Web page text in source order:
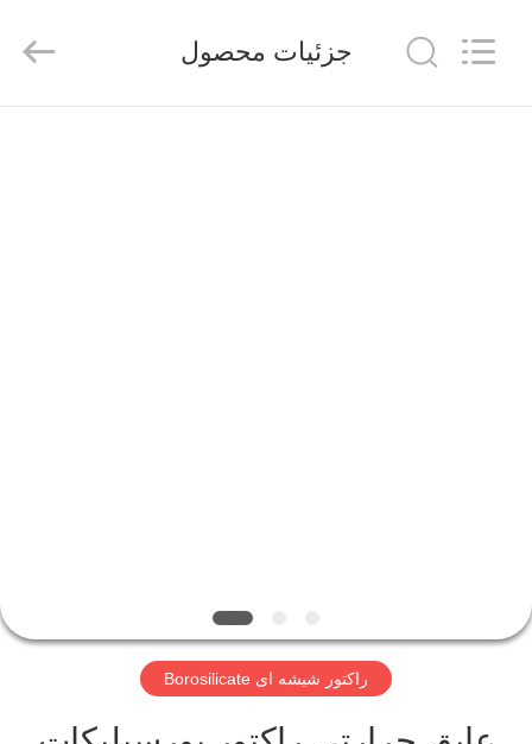
با
Chemglass
Co.,Ltd.
Reserved.
جزئیات محصول
راکتور شیشه ای Borosilicate